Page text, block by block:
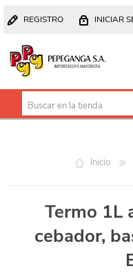
REGISTRO INICIAR
Inicio
Termo 1L
cebador,